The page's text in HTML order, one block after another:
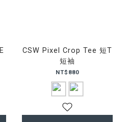
CSW Pixel Crop Tee 短T
短袖
NT$880